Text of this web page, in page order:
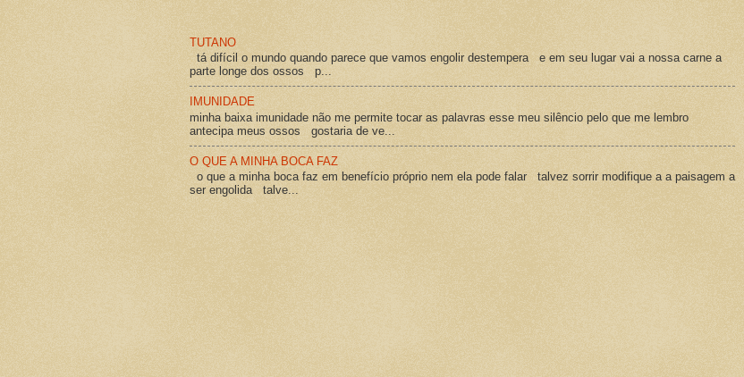
TUTANO
tá difícil o mundo quando parece que vamos engolir destempera e em seu lugar vai a nossa carne a
parte longe dos ossos p...
IMUNIDADE
minha baixa imunidade não me permite tocar as palavras esse meu silêncio pelo que me lembro
antecipa meus ossos gostaria de ve...
O QUE A MINHA BOCA FAZ
o que a minha boca faz em benefício próprio nem ela pode falar talvez sorrir modifique a a paisagem a
ser engolida talve...